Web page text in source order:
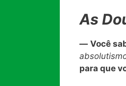
As
— Você
para que